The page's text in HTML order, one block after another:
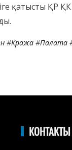
қатысты ҚР
#Кража #Палата